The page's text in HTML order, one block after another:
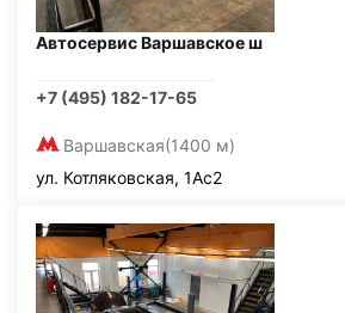
Автосервис Варшавское ш
+7 (495) 182-17-65
Варшавская(1400 м)
ул. Котляковская, 1Ас2